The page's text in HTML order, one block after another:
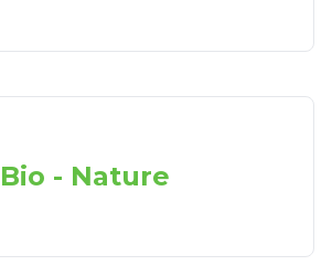
Bio - Nature